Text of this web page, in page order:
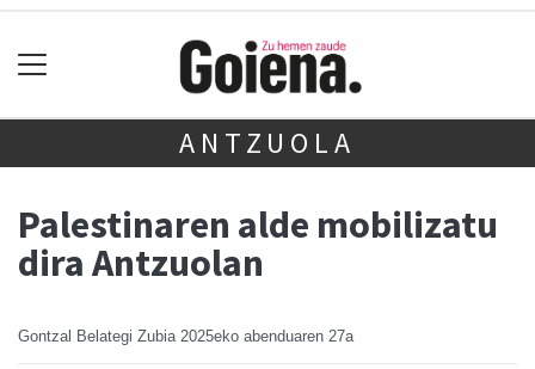
ANTZUOLA
Palestinaren alde mobilizatu
dira Antzuolan
Gontzal Belategi Zubia 2025eko abenduaren 27a